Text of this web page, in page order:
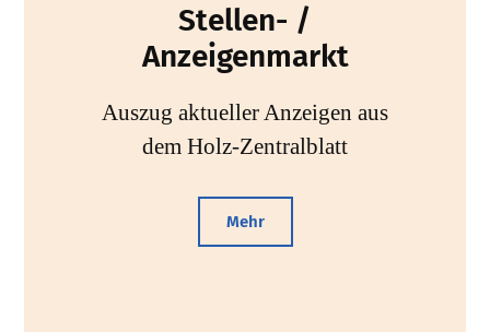
Stellen- /
Anzeigenmarkt
Auszug aktueller Anzeigen aus
dem Holz-Zentralblatt
Mehr